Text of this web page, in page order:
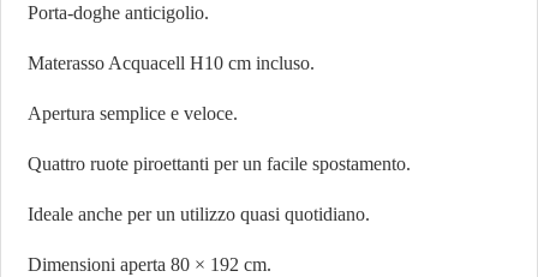
Porta-doghe anticigolio.
Materasso Acquacell H10 cm incluso.
Apertura semplice e veloce.
Quattro ruote piroettanti per un facile spostamento.
Ideale anche per un utilizzo quasi quotidiano.
Dimensioni aperta 80 × 192 cm.